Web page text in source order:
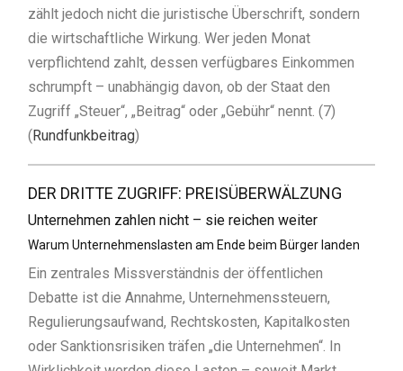
zählt jedoch nicht die juristische Überschrift, sondern
die wirtschaftliche Wirkung. Wer jeden Monat
verpflichtend zahlt, dessen verfügbares Einkommen
schrumpft – unabhängig davon, ob der Staat den
Zugriff „Steuer“, „Beitrag“ oder „Gebühr“ nennt. (7)
( Rundfunkbeitrag)
DER DRITTE ZUGRIFF: PREISÜBERWÄLZUNG
Unternehmen zahlen nicht – sie reichen weiter
Warum Unternehmenslasten am Ende beim Bürger landen
Ein zentrales Missverständnis der öffentlichen
Debatte ist die Annahme, Unternehmenssteuern,
Regulierungsaufwand, Rechtskosten, Kapitalkosten
oder Sanktionsrisiken träfen „die Unternehmen“. In